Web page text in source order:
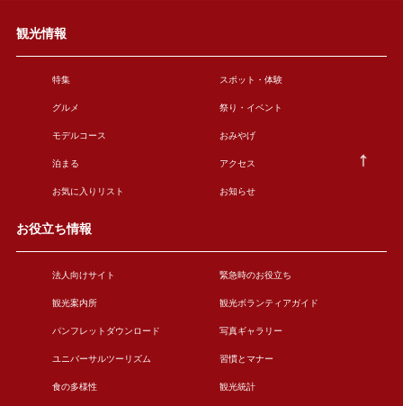
観光情報
特集 スポット・体験
グルメ 祭り・イベント
モデルコース おみやげ
泊まる アクセス
お気に入りリスト お知らせ
お役立ち情報
法人向けサイト 緊急時のお役立ち
観光案内所 観光ボランティアガイド
パンフレットダウンロード 写真ギャラリー
ユニバーサルツーリズム 習慣とマナー
食の多様性 観光統計